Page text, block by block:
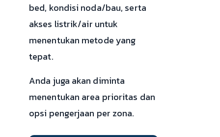
bed, kondisi noda/bau, serta
akses listrik/air untuk
menentukan metode yang
tepat.
Anda juga akan diminta
menentukan area prioritas dan
opsi pengerjaan per zona.